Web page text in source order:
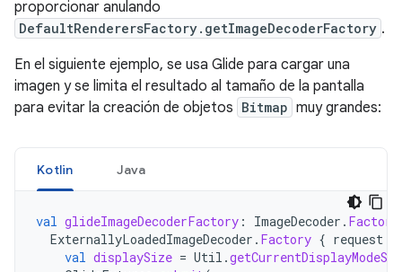
proporcionar anulando
DefaultRenderersFactory.getImageDecoderFactory .
En el siguiente ejemplo, se usa Glide para cargar una
imagen y se limita el resultado al tamaño de la pantalla
para evitar la creación de objetos Bitmap muy grandes:
Kotlin Java
val glideImageDecoderFactory : ImageDecoder . Factory
ExternallyLoadedImageDecoder . Factory { request
val displaySize = Util .